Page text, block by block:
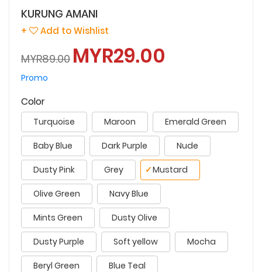
KURUNG AMANI
+ Add to Wishlist
MYR89.00 MYR29.00
Promo
Color
Turquoise Maroon Emerald Green
Baby Blue Dark Purple Nude
Dusty Pink Grey Mustard
✓
Olive Green Navy Blue
Mints Green Dusty Olive
Dusty Purple Soft yellow Mocha
Beryl Green Blue Teal